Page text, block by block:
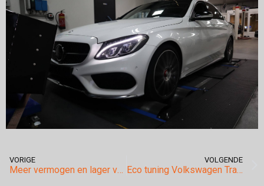
VORIGE
Meer vermogen en lager verbruik.
VOLGENDE
Eco tuning Volkswagen Transporter.